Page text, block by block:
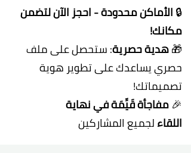
🔒الأماكن محدودة - احجز الآن لتضمن
مكانك!
🎁هدية حصرية: ستحصل على ملف
حصري يساعدك على تطوير هوية
تصميماتك!
🎉مفاجأة قَيِّمَة في نهاية
اللقاءلجميع المشاركين